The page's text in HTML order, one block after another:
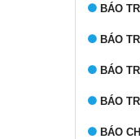
BÁO
BÁO
BÁO
BÁO
BÁO